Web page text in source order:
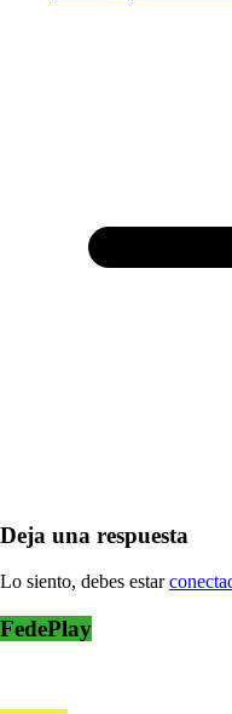
Deja una respuesta
Lo siento, debes estar
FedePlay